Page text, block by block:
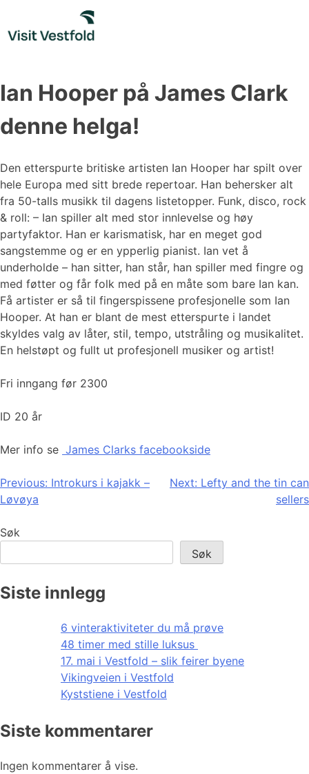
content
Ian Hooper på James Clark
denne helga!
Den etterspurte britiske artisten Ian Hooper har spilt over
hele Europa med sitt brede repertoar. Han behersker alt
fra 50-talls musikk til dagens listetopper. Funk, disco, rock
& roll: – Ian spiller alt med stor innlevelse og høy
partyfaktor. Han er karismatisk, har en meget god
sangstemme og er en ypperlig pianist. Ian vet å
underholde – han sitter, han står, han spiller med fingre og
med føtter og får folk med på en måte som bare Ian kan.
Få artister er så til fingerspissene profesjonelle som Ian
Hooper. At han er blant de mest etterspurte i landet
skyldes valg av låter, stil, tempo, utstråling og musikalitet.
En helstøpt og fullt ut profesjonell musiker og artist!
Fri inngang før 2300
ID 20 år
Mer info se James Clarks facebookside
Innleggsnavigasjon
Previous: Introkurs i kajakk –
Løvøya
Next: Lefty and the tin can
sellers
Søk
Søk
Siste innlegg
6 vinteraktiviteter du må prøve
48 timer med stille luksus
17. mai i Vestfold – slik feirer byene
Vikingveien i Vestfold
Kyststiene i Vestfold
Siste kommentarer
Ingen kommentarer å vise.